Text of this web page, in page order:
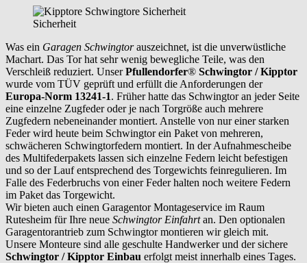
Sicherheit
Was ein Garagen Schwingtorauszeichnet, ist die unverwüstliche
Machart. Das Tor hat sehr wenig bewegliche Teile, was den
Verschleiß reduziert. UnserPfullendorfer® Schwingtor / Kipptor
wurde vom TÜV geprüft und erfüllt die Anforderungen der
Europa-Norm 13241-1. Früher hatte das Schwingtor an jeder Seite
eine einzelne Zugfeder oder je nach Torgröße auch mehrere
Zugfedern nebeneinander montiert. Anstelle von nur einer starken
Feder wird heute beim Schwingtor ein Paket von mehreren,
schwächeren Schwingtorfedern montiert. In der Aufnahmescheibe
des Multifederpakets lassen sich einzelne Federn leicht befestigen
und so der Lauf entsprechend des Torgewichts feinregulieren. Im
Falle des Federbruchs von einer Feder halten noch weitere Federn
im Paket das Torgewicht.
Wir bieten auch einen Garagentor Montageservice im Raum
Rutesheim für Ihre neue Schwingtor Einfahrtan. Den optionalen
Garagentorantrieb zum Schwingtor montieren wir gleich mit.
Unsere Monteure sind alle geschulte Handwerker und der sichere
Schwingtor / Kipptor Einbau erfolgt meist innerhalb eines Tages.